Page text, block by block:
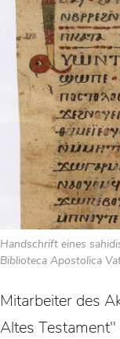
Handschrift eines
Biblioteca Apostolica
Mitarbeiter des
Altes